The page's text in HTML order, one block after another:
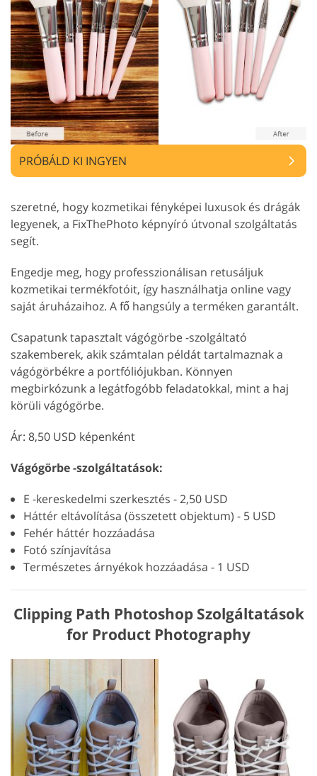
PRÓBÁLD KI INGYEN
szeretné, hogy kozmetikai fényképei luxusok és drágák
legyenek, a FixThePhoto képnyíró útvonal szolgáltatás
segít.
Engedje meg, hogy professzionálisan retusáljuk
kozmetikai termékfotóit, így használhatja online vagy
saját áruházaihoz. A fő hangsúly a terméken garantált.
Csapatunk tapasztalt vágógörbe -szolgáltató
szakemberek, akik számtalan példát tartalmaznak a
vágógörbékre a portfóliójukban. Könnyen
megbirkózunk a legátfogóbb feladatokkal, mint a haj
körüli vágógörbe.
Ár: 8,50 USD képenként
Vágógörbe -szolgáltatások:
E -kereskedelmi szerkesztés - 2,50 USD
Háttér eltávolítása (összetett objektum) - 5 USD
Fehér háttér hozzáadása
Fotó színjavítása
Természetes árnyékok hozzáadása - 1 USD
Clipping Path Photoshop Szolgáltatások
for Product Photography